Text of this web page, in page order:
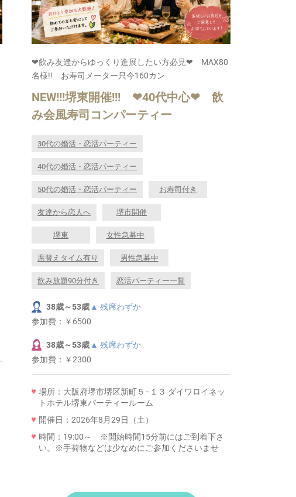
❤飲み友達からゆっくり進展したい方必見❤ MAX80
名様!! お寿司メーター只今160カン
NEW!!!堺東開催!!! ❤40代中心❤ 飲
み会風寿司コンパーティー
30代の婚活・恋活パーティー
40代の婚活・恋活パーティー
50代の婚活・恋活パーティー お寿司付き
友達から恋人へ 堺市開催
堺東 女性急募中
席替えタイム有り 男性急募中
飲み放題90分付き 恋活パーティー一覧
38歳～53歳 ▲ 残席わずか
参加費： ￥6500
38歳～53歳 ▲ 残席わずか
参加費： ￥2300
場所：大阪府堺市堺区新町５−１３ ダイワロイネッ
トホテル堺東パーティールーム
開催日：2026年8月29日（土）
時間：19:00～ ※開始時間15分前にはご到着下さ
い。※手荷物などは少なめにご参加くださいませ